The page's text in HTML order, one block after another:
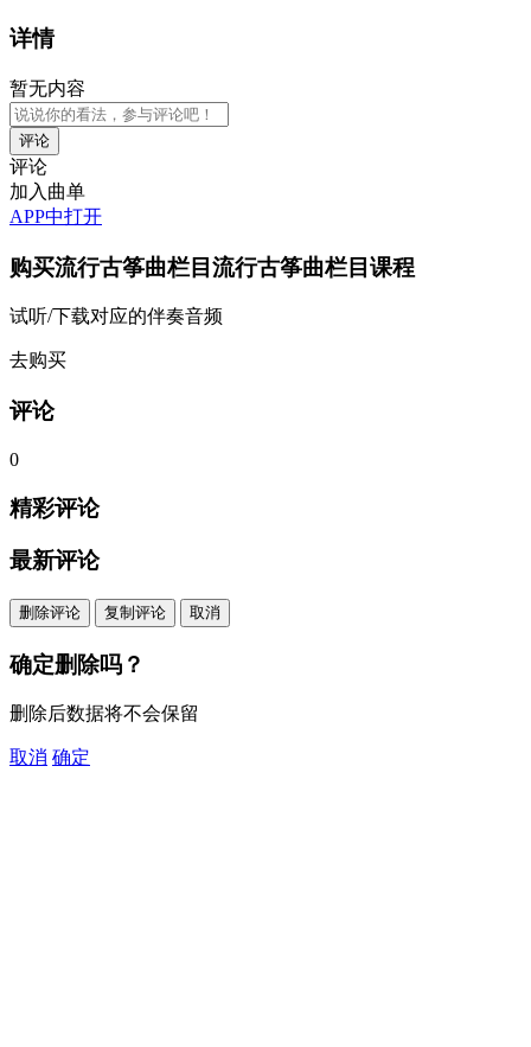
详情
暂无内容
评论
加入曲单
APP中打开
购买流行古筝曲栏目流行古筝曲栏目 课程
试听/下载对应的伴奏音频
去购买
评论
0
精彩评论
最新评论
删除评论 复制评论 取消
确定删除吗？
删除后数据将不会保留
取消 确定